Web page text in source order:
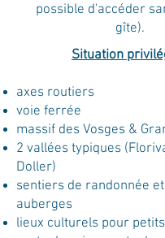
possible d'accéder
gîte).
Situation
axes routiers
voie ferrée
massif des Vosges &
2 vallées typiques
Doller)
sentiers de randonnée
auberges
lieux culturels pour